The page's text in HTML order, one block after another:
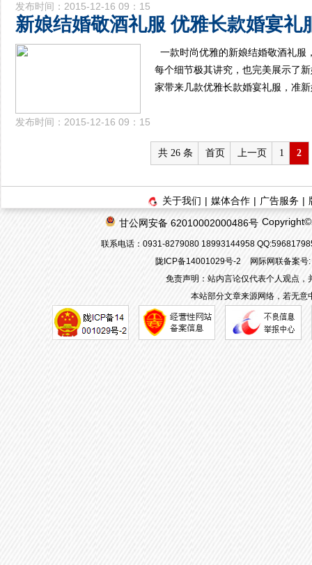
发布时间：2015-12-16 09：15
新娘结婚敬酒礼服 优雅长款婚宴礼
一款时尚优雅的新娘结婚敬酒礼服
每个细节极其讲究，也完美展示了
家带来几款优雅长款婚宴礼服，准
发布时间：2015-12-16 09：15
共 26 条 首页 上一页 1 2
关于我们 | 媒体合作 | 广告服务 |
甘公网安备 62010002000486号
联系电话：0931-8279080 18993144958
陇ICP备14001029号-2
网际网联备案
免责声明：站内言论仅代表个人观点
本站部分文章来源网络，若无意